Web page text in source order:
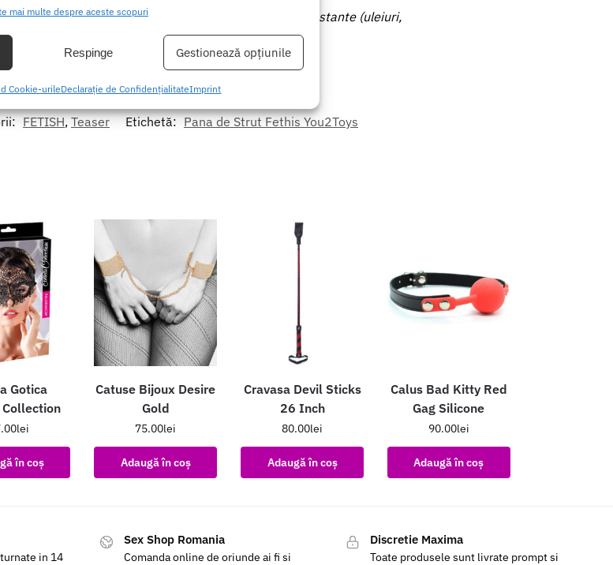
pe baza informațiilor transmise automat.
în mod activ.
mai multe despre aceste scopuri
Respinge Gestionează opțiunile
Cookie-urileDeclarație de ConfidențialitateImprint
necorespunzatoare sau a contactului cu diverse substante (uleiuri,
etc.).
FETISH,Teaser Etichetă: Pana de Strut Fethis You2Toys
Gotica
lei
în coș
Catuse Bijoux Desire
Gold
75.00lei
Adaugă în coș
Cravasa Devil Sticks
26 Inch
80.00lei
Adaugă în coș
Calus Bad Kitty Red
Gag Silicone
90.00lei
Adaugă în coș
in 14
Sex Shop Romania
Comanda online de oriunde ai fi si
Discretie Maxima
Toate produsele sunt livrate prompt si